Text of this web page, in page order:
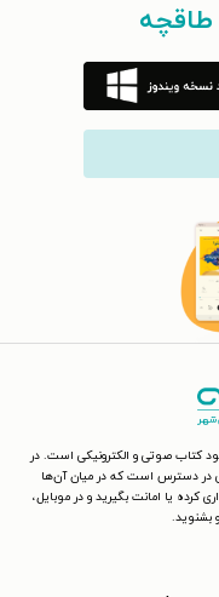
طاقچه
کتاب صوتی و الکترونیکی است. در
در دسترس است که در میان آن‌ها
کرده یا امانت بگیرید و در موبایل،
بشنوید.